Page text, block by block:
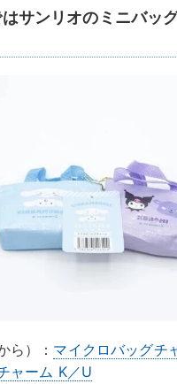
サンリオのミニバッ
ら）： マイクロバッグチ
ャーム K／U